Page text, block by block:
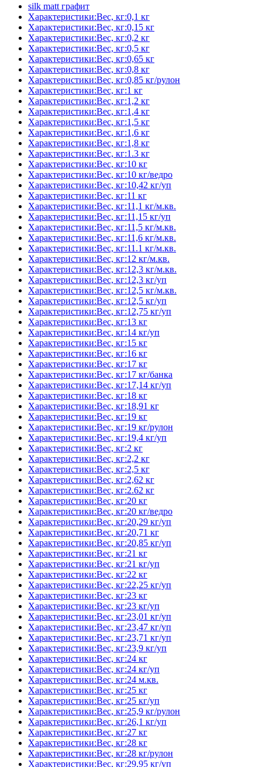
silk matt графит
Характеристики:Вес, кг:0,1 кг
Характеристики:Вес, кг:0,15 кг
Характеристики:Вес, кг:0,2 кг
Характеристики:Вес, кг:0,5 кг
Характеристики:Вес, кг:0,65 кг
Характеристики:Вес, кг:0,8 кг
Характеристики:Вес, кг:0,85 кг/рулон
Характеристики:Вес, кг:1 кг
Характеристики:Вес, кг:1,2 кг
Характеристики:Вес, кг:1,4 кг
Характеристики:Вес, кг:1,5 кг
Характеристики:Вес, кг:1,6 кг
Характеристики:Вес, кг:1,8 кг
Характеристики:Вес, кг:1.3 кг
Характеристики:Вес, кг:10 кг
Характеристики:Вес, кг:10 кг/ведро
Характеристики:Вес, кг:10,42 кг/уп
Характеристики:Вес, кг:11 кг
Характеристики:Вес, кг:11,1 кг/м.кв.
Характеристики:Вес, кг:11,15 кг/уп
Характеристики:Вес, кг:11,5 кг/м.кв.
Характеристики:Вес, кг:11,6 кг/м.кв.
Характеристики:Вес, кг:11.1 кг/м.кв.
Характеристики:Вес, кг:12 кг/м.кв.
Характеристики:Вес, кг:12,3 кг/м.кв.
Характеристики:Вес, кг:12,3 кг/уп
Характеристики:Вес, кг:12,5 кг/м.кв.
Характеристики:Вес, кг:12,5 кг/уп
Характеристики:Вес, кг:12,75 кг/уп
Характеристики:Вес, кг:13 кг
Характеристики:Вес, кг:14 кг/уп
Характеристики:Вес, кг:15 кг
Характеристики:Вес, кг:16 кг
Характеристики:Вес, кг:17 кг
Характеристики:Вес, кг:17 кг/банка
Характеристики:Вес, кг:17,14 кг/уп
Характеристики:Вес, кг:18 кг
Характеристики:Вес, кг:18,91 кг
Характеристики:Вес, кг:19 кг
Характеристики:Вес, кг:19 кг/рулон
Характеристики:Вес, кг:19,4 кг/уп
Характеристики:Вес, кг:2 кг
Характеристики:Вес, кг:2,2 кг
Характеристики:Вес, кг:2,5 кг
Характеристики:Вес, кг:2,62 кг
Характеристики:Вес, кг:2.62 кг
Характеристики:Вес, кг:20 кг
Характеристики:Вес, кг:20 кг/ведро
Характеристики:Вес, кг:20,29 кг/уп
Характеристики:Вес, кг:20,71 кг
Характеристики:Вес, кг:20,85 кг/уп
Характеристики:Вес, кг:21 кг
Характеристики:Вес, кг:21 кг/уп
Характеристики:Вес, кг:22 кг
Характеристики:Вес, кг:22,25 кг/уп
Характеристики:Вес, кг:23 кг
Характеристики:Вес, кг:23 кг/уп
Характеристики:Вес, кг:23,01 кг/уп
Характеристики:Вес, кг:23,47 кг/уп
Характеристики:Вес, кг:23,71 кг/уп
Характеристики:Вес, кг:23,9 кг/уп
Характеристики:Вес, кг:24 кг
Характеристики:Вес, кг:24 кг/уп
Характеристики:Вес, кг:24 м.кв.
Характеристики:Вес, кг:25 кг
Характеристики:Вес, кг:25 кг/уп
Характеристики:Вес, кг:25,9 кг/рулон
Характеристики:Вес, кг:26,1 кг/уп
Характеристики:Вес, кг:27 кг
Характеристики:Вес, кг:28 кг
Характеристики:Вес, кг:28 кг/рулон
Характеристики:Вес, кг:29,95 кг/уп